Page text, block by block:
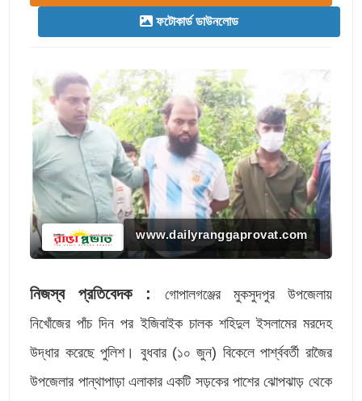
ফটোকার্ড ডাউনলোড
www.dailyranggaprovat.com
নিজস্ব প্রতিবেদক : গোপালগঞ্জের মুকসুদপুর উপজেলায়
নিখোঁজের পাঁচ দিন পর ইজিবাইক চালক শহিদুল ইসলামের মরদেহ
উদ্ধার করেছে পুলিশ। বুধবার (১০ জুন) বিকেলে পার্শ্ববর্তী রাজৈর
উপজেলার পান্থাপাড়া এলাকার একটি সড়কের পাশের ঝোপঝাড় থেকে